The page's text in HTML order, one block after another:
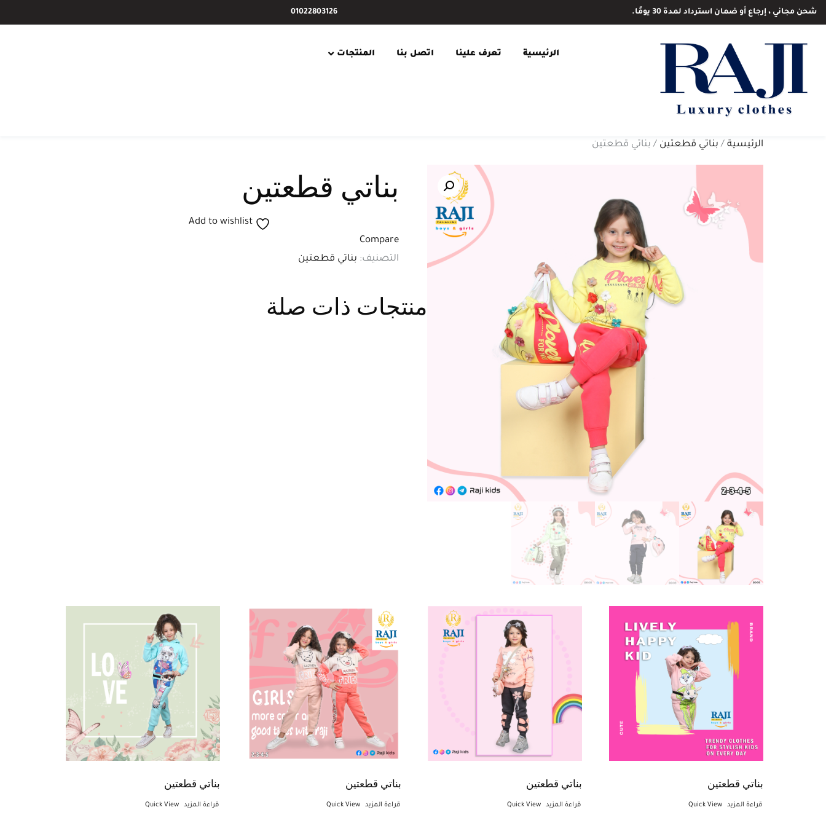
شحن مجاني ، إرجاع أو ضمان استرداد لمدة 30 يومًا. 01022803126
الرئيسية تعرف علينا اتصل بنا المنتجات
الرئيسية / بناتي قطعتين / بناتي قطعتين
بناتي قطعتين
Add to wishlist
Compare
التصنيف: بناتي قطعتين
منتجات ذات صلة
بناتي قطعتين
قراءة المزيد Quick View
بناتي قطعتين
قراءة المزيد Quick View
بناتي قطعتين
قراءة المزيد Quick View
بناتي قطعتين
قراءة المزيد Quick View